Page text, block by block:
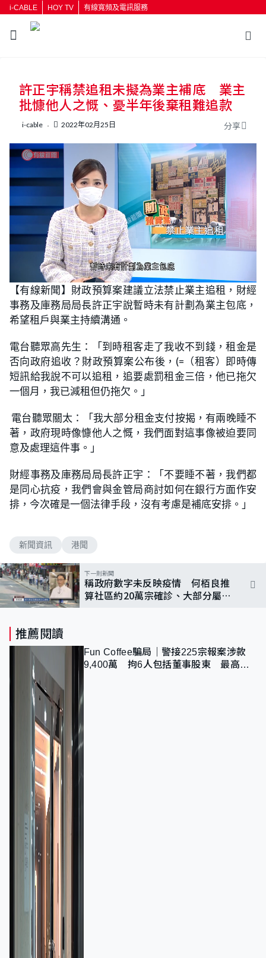
i-CABLE HOY TV 有線寬頻及電訊服務
按輸入鍵開始搜尋
許正宇稱禁追租未擬為業主補底 業主
批慷他人之慨、憂半年後棄租難追款
i-cable 2022年02月25日 分享
U
n
m
t
e
L
o
a
d
e
d
:
7
3
9
%
【有線新聞】財政預算案建議立法禁止業主追租，財經
事務及庫務局局長許正宇說暫時未有計劃為業主包底，
希望租戶與業主持續溝通。
電台聽眾高先生：「到時租客走了我收不到錢，租金是
否向政府追收？財政預算案公布後，(=（租客）即時傳
短訊給我說不可以追租，追要處罰租金三倍，他已拖欠
一個月，我已減租但仍拖欠。」
電台聽眾關太：「我大部分租金支付按揭，有兩晚睡不
著，政府現時像慷他人之慨，我們面對這事像被迫要同
意及處理這件事。」
財經事務及庫務局局長許正宇：「不要睡不著，我們都
是同心抗疫，我們會與金管局商討如何在銀行方面作安
排，今次確是一個法律手段，沒有考慮是補底安排。」
新聞資訊 港聞
下一則新聞
稱政府數字未反映疫情 何栢良推
算社區約20萬宗確診、大部分屬輕
推薦閱讀
Fun Coffee騙局｜警接225宗報案涉款
9,400萬 拘6人包括董事股東 最高金